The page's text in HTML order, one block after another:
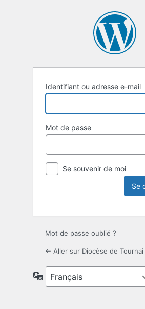
Identifiant ou adresse e-mail
Mot de passe
Se souvenir de moi
Mot de passe oublié ?
← Aller sur Diocèse de Tournai
Langue